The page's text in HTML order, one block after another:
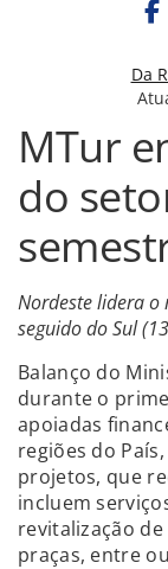
Da
MTur
do
Nordeste lidera o
seguido do Sul
Balanço do
durante o
apoiadas
regiões do
projetos, que
incluem
revitalização
praças, entre